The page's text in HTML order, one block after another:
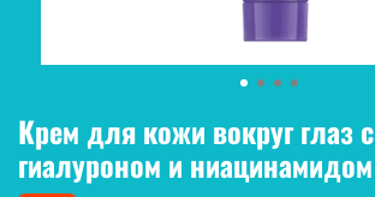
Крем для кожи вокруг глаз с
гиалуроном и ниацинамидом